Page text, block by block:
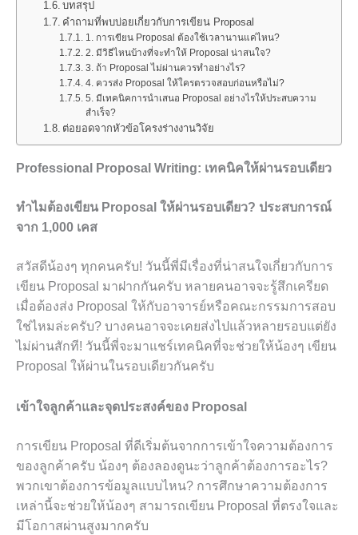
บทสรุป
คำถามที่พบบ่อยเกี่ยวกับการเขียน Proposal
1. การเขียน Proposal ต้องใช้เวลานานแค่ไหน?
2. มีวิธีไหนบ้างที่จะทำให้ Proposal น่าสนใจ?
3. ถ้า Proposal ไม่ผ่านควรทำอย่างไร?
4. ควรส่ง Proposal ให้ใครตรวจสอบก่อนหรือไม่?
5. มีเทคนิคการนำเสนอ Proposal อย่างไรให้ประสบความ
สำเร็จ?
ต่อยอดจากหัวข้อโครงร่างงานวิจัย
Professional Proposal Writing: เทคนิคให้ผ่านรอบเดียว
ทำไมต้องเขียน Proposal ให้ผ่านรอบเดียว? ประสบการณ์
จาก 1,000 เคส
สวัสดีน้องๆ ทุกคนครับ! วันนี้พี่มีเรื่องที่น่าสนใจเกี่ยวกับการ
เขียน Proposal มาฝากกันครับ หลายคนอาจจะรู้สึกเครียด
เมื่อต้องส่ง Proposal ให้กับอาจารย์หรือคณะกรรมการสอบ
ใช่ไหมล่ะครับ? บางคนอาจจะเคยส่งไปแล้วหลายรอบแต่ยัง
ไม่ผ่านสักที! วันนี้พี่จะมาแชร์เทคนิคที่จะช่วยให้น้องๆ เขียน
Proposal ให้ผ่านในรอบเดียวกันครับ
เข้าใจลูกค้าและจุดประสงค์ของ Proposal
การเขียน Proposal ที่ดีเริ่มต้นจากการเข้าใจความต้องการ
ของลูกค้าครับ น้องๆ ต้องลองดูนะว่าลูกค้าต้องการอะไร?
พวกเขาต้องการข้อมูลแบบไหน? การศึกษาความต้องการ
เหล่านี้จะช่วยให้น้องๆ สามารถเขียน Proposal ที่ตรงใจและ
มีโอกาสผ่านสูงมากครับ